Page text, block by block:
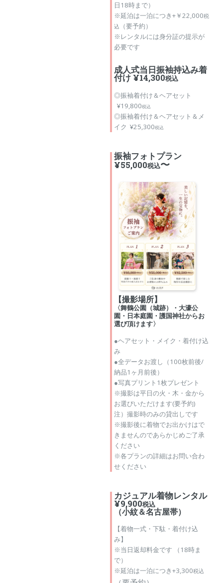
日18時まで）
※延泊は一泊につき+￥22,000税
込
（要予約）
※レンタルには身分証の提示が
必要です
成人式当日振袖持込み着
付け ¥14,300税込
◎振袖着付け＆ヘアセット
¥19,800税込
◎振袖着付け＆ヘアセット＆メ
イク ¥25,300税込
振袖フォトプラン
¥55,000税込〜
【撮影場所】
〈舞鶴公園（城跡）・大濠公
園・日本庭園・護国神社からお
選び頂けます〉
●ヘアセット・メイク・着付け込
み
●全データお渡し（100枚前後/
納品1ヶ月前後）
●写真プリント1枚プレゼント
※撮影は平日の火・木・金から
お選びいただけます(要予約)
注）撮影時のみの貸出しです
※撮影後に着物でお出かけはで
きませんのであらかじめご了承
ください
※各プランの詳細はお問い合わ
せください
カジュアル着物レンタル
¥9,900税込
（小紋＆名古屋帯）
【着物一式・下駄・着付け込
み】
※当日返却料金です （18時ま
で）
※延泊は一泊につき+3,300税込